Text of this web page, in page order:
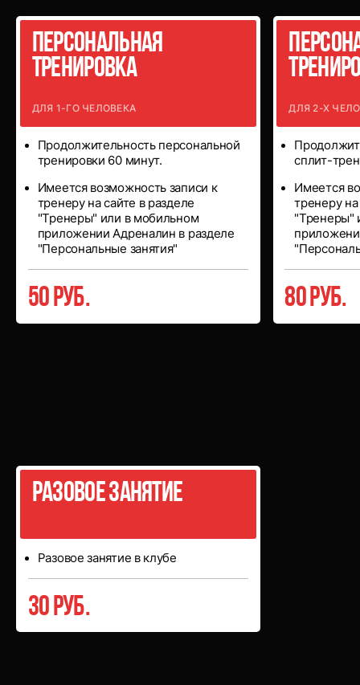
тренировки
Персональная
тренировка
ДЛЯ 1-ГО ЧЕЛОВЕКА
Продолжительность персональной
тренировки 60 минут.
Имеется возможность записи к
тренеру на сайте в разделе
"Тренеры" или в мобильном
приложении Адреналин в разделе
"Персональные занятия"
50 руб.
ДЛЯ 2-Х
сплит-
Имеется
тренеру
"Тренеры"
80 руб.
Разовыезанятия
Разовое занятие
Разовое занятие в клубе
30 руб.